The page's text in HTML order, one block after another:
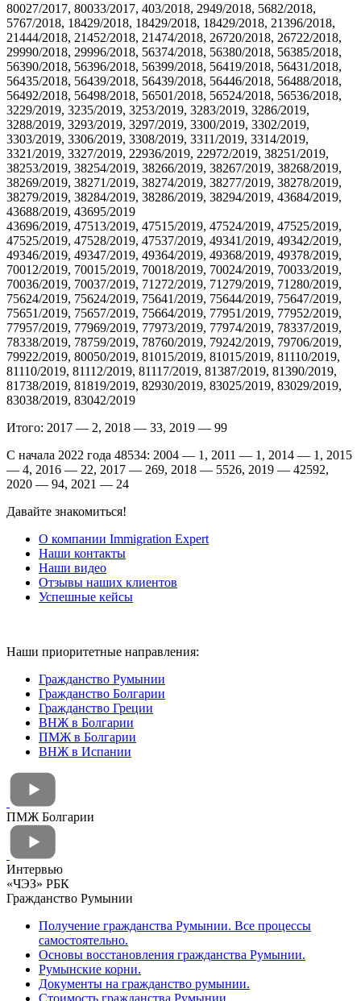
80027/2017, 80033/2017, 403/2018, 2949/2018, 5682/2018,
5767/2018, 18429/2018, 18429/2018, 18429/2018, 21396/2018,
21444/2018, 21452/2018, 21474/2018, 26720/2018, 26722/2018,
29990/2018, 29996/2018, 56374/2018, 56380/2018, 56385/2018,
56390/2018, 56396/2018, 56399/2018, 56419/2018, 56431/2018,
56435/2018, 56439/2018, 56439/2018, 56446/2018, 56488/2018,
56492/2018, 56498/2018, 56501/2018, 56524/2018, 56536/2018,
3229/2019, 3235/2019, 3253/2019, 3283/2019, 3286/2019,
3288/2019, 3293/2019, 3297/2019, 3300/2019, 3302/2019,
3303/2019, 3306/2019, 3308/2019, 3311/2019, 3314/2019,
3321/2019, 3327/2019, 22936/2019, 22972/2019, 38251/2019,
38253/2019, 38254/2019, 38266/2019, 38267/2019, 38268/2019,
38269/2019, 38271/2019, 38274/2019, 38277/2019, 38278/2019,
38279/2019, 38284/2019, 38286/2019, 38294/2019, 43684/2019,
43688/2019, 43695/2019
43696/2019, 47513/2019, 47515/2019, 47524/2019, 47525/2019,
47525/2019, 47528/2019, 47537/2019, 49341/2019, 49342/2019,
49346/2019, 49347/2019, 49364/2019, 49368/2019, 49378/2019,
70012/2019, 70015/2019, 70018/2019, 70024/2019, 70033/2019,
70036/2019, 70037/2019, 71272/2019, 71279/2019, 71280/2019,
75624/2019, 75624/2019, 75641/2019, 75644/2019, 75647/2019,
75651/2019, 75657/2019, 75664/2019, 77951/2019, 77952/2019,
77957/2019, 77969/2019, 77973/2019, 77974/2019, 78337/2019,
78338/2019, 78759/2019, 78760/2019, 79242/2019, 79706/2019,
79922/2019, 80050/2019, 81015/2019, 81015/2019, 81110/2019,
81110/2019, 81112/2019, 81117/2019, 81387/2019, 81390/2019,
81738/2019, 81819/2019, 82930/2019, 83025/2019, 83029/2019,
83038/2019, 83042/2019
Итого: 2017 — 2, 2018 — 33, 2019 — 99
С начала 2022 года 48534: 2004 — 1, 2011 — 1, 2014 — 1, 2015
— 4, 2016 — 22, 2017 — 269, 2018 — 5526, 2019 — 42592,
2020 — 94, 2021 — 24
Давайте знакомиться!
О компании Immigration Expert
Наши контакты
Наши видео
Отзывы наших клиентов
Успешные кейсы
Наши приоритетные направления:
Гражданство Румынии
Гражданство Болгарии
Гражданство Греции
ВНЖ в Болгарии
ПМЖ в Болгарии
ВНЖ в Испании
ПМЖ Болгарии
Интервью
«ЧЭЗ» РБК
Гражданство Румынии
Получение гражданства Румынии. Все процессы
самостоятельно.
Основы восстановления гражданства Румынии.
Румынские корни.
Документы на гражданство румынии.
Стоимость гражданства Румынии.